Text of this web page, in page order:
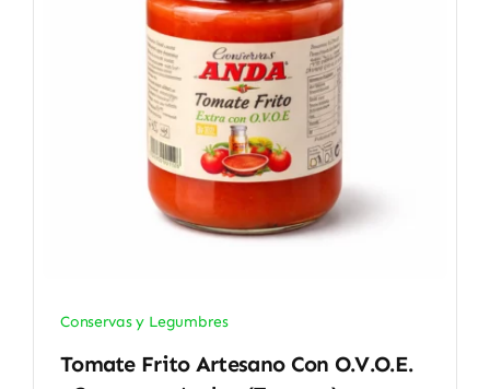
Conservas y Legumbres
Tomate Frito Artesano Con O.V.O.E.